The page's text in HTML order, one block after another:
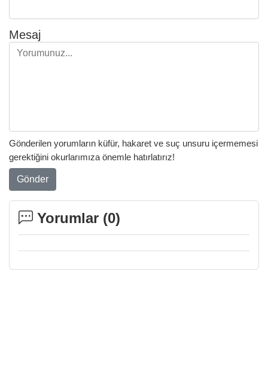
Mesaj
Gönderilen yorumların küfür, hakaret ve suç unsuru içermemesi
gerektiğini okurlarımıza önemle hatırlatırız!
Gönder
Yorumlar (0)